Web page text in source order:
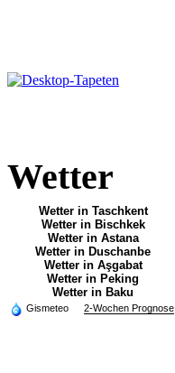
Wetter
Wetter in Taschkent
Wetter in Bischkek
Wetter in Astana
Wetter in Duschanbe
Wetter in Aşgabat
Wetter in Peking
Wetter in Baku
Gismeteo 2-Wochen Prognose